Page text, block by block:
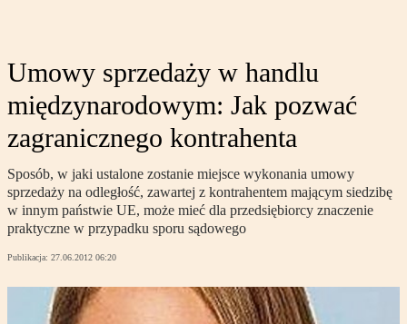
Umowy sprzedaży w handlu
międzynarodowym: Jak pozwać
zagranicznego kontrahenta
Sposób, w jaki ustalone zostanie miejsce wykonania umowy
sprzedaży na odległość, zawartej z kontrahentem mającym siedzibę
w innym państwie UE, może mieć dla przedsiębiorcy znaczenie
praktyczne w przypadku sporu sądowego
Publikacja: 27.06.2012 06:20